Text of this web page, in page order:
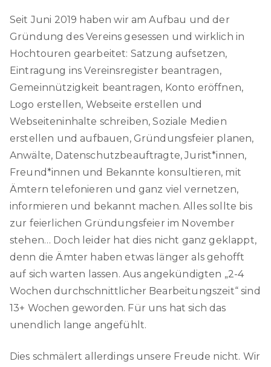
Seit Juni 2019 haben wir am Aufbau und der
Gründung des Vereins gesessen und wirklich in
Hochtouren gearbeitet: Satzung aufsetzen,
Eintragung ins Vereinsregister beantragen,
Gemeinnützigkeit beantragen, Konto eröffnen,
Logo erstellen, Webseite erstellen und
Webseiteninhalte schreiben, Soziale Medien
erstellen und aufbauen, Gründungsfeier planen,
Anwälte, Datenschutzbeauftragte, Jurist*innen,
Freund*innen und Bekannte konsultieren, mit
Ämtern telefonieren und ganz viel vernetzen,
informieren und bekannt machen. Alles sollte bis
zur feierlichen Gründungsfeier im November
stehen… Doch leider hat dies nicht ganz geklappt,
denn die Ämter haben etwas länger als gehofft
auf sich warten lassen. Aus angekündigten „2-4
Wochen durchschnittlicher Bearbeitungszeit“ sind
13+ Wochen geworden. Für uns hat sich das
unendlich lange angefühlt.
Dies schmälert allerdings unsere Freude nicht. Wir